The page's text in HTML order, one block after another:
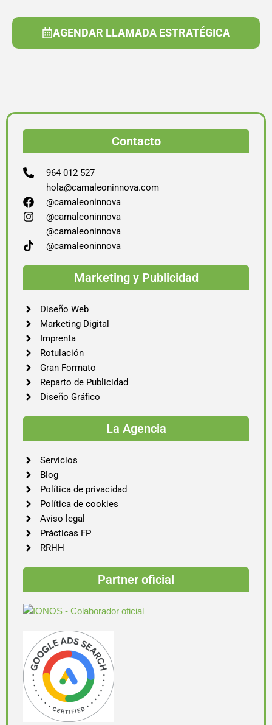
AGENDAR LLAMADA ESTRATÉGICA
Contacto
964 012 527
hola@camaleoninnova.com
@camaleoninnova
@camaleoninnova
@camaleoninnova
@camaleoninnova
Marketing y Publicidad
Diseño Web
Marketing Digital
Imprenta
Rotulación
Gran Formato
Reparto de Publicidad
Diseño Gráfico
La Agencia
Servicios
Blog
Política de privacidad
Política de cookies
Aviso legal
Prácticas FP
RRHH
Partner oficial